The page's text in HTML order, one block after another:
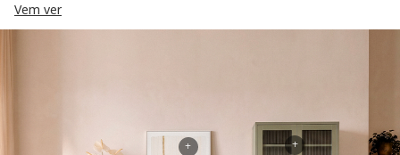
Vem ver
+
+